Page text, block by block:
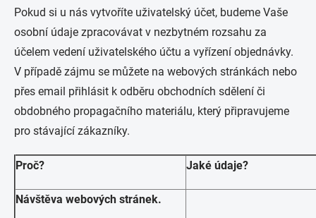
Pokud si u nás vytvoříte uživatelský účet, budeme Vaše
osobní údaje zpracovávat v nezbytném rozsahu za
účelem vedení uživatelského účtu a vyřízení objednávky.
V případě zájmu se můžete na webových stránkách nebo
přes email přihlásit k odběru obchodních sdělení či
obdobného propagačního materiálu, který připravujeme
pro stávající zákazníky.
Proč? Jaké údaje?
Návštěva webových stránek.